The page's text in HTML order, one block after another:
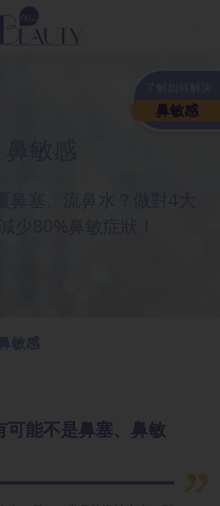
鼻敏感
可能不是鼻塞、鼻敏